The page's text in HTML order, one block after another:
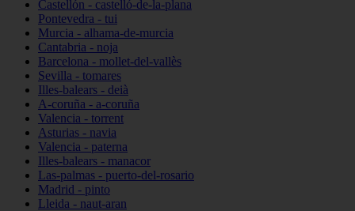
Castellón - castelló-de-la-plana
Pontevedra - tui
Murcia - alhama-de-murcia
Cantabria - noja
Barcelona - mollet-del-vallès
Sevilla - tomares
Illes-balears - deià
A-coruña - a-coruña
Valencia - torrent
Asturias - navia
Valencia - paterna
Illes-balears - manacor
Las-palmas - puerto-del-rosario
Madrid - pinto
Lleida - naut-aran